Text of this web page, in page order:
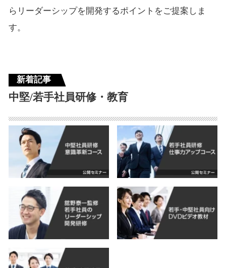
らリーダーシップを開発するポイントをご提案しま
す。
新着記事
中堅/若手社員研修・教育